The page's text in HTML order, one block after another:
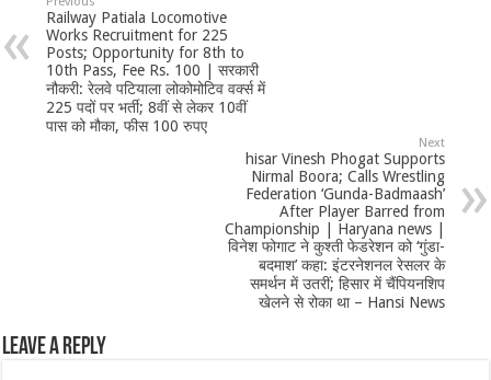
Railway Patiala Locomotive
Works Recruitment for 225
Posts; Opportunity for 8th to
10th Pass, Fee Rs. 100 | सरकारी
नौकरी: रेलवे पटियाला लोकोमोटिव वर्क्स में
225 पदों पर भर्ती; 8वीं से लेकर 10वीं
पास को मौका, फीस 100 रुपए
Next
hisar Vinesh Phogat Supports
Nirmal Boora; Calls Wrestling
Federation ‘Gunda-Badmaash’
After Player Barred from
Championship | Haryana news |
विनेश फोगाट ने कुश्ती फेडरेशन को ‘गुंडा-
बदमाश’ कहा: इंटरनेशनल रेसलर के
समर्थन में उतरीं; हिसार में चैंपियनशिप
खेलने से रोका था – Hansi News
Leave a Reply